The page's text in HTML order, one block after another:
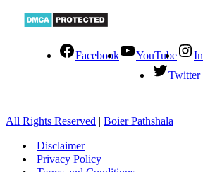
Facebook YouTube
Twitter
All Rights Reserved | Boier Pathshala
Disclaimer
Privacy Policy